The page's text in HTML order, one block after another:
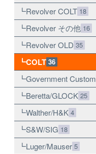
Revolver COLT 18
Revolver その他 16
Revolver OLD 35
COLT 36
Government Custom
Beretta/GLOCK 25
Walther/H&K 4
S&W/SIG 18
Luger/Mauser 5